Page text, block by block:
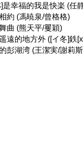
是幸福的我是快楽 (任
約 (馮暁泉/曾格格)
曲 (熊天平/矍穎)
遠的地方外 ([イ冬]鉄
彭湖湾 (王潔実/謝莉